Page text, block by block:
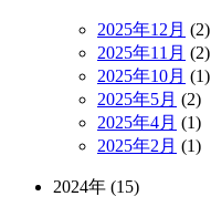
2025年12月 (2)
2025年11月 (2)
2025年10月 (1)
2025年5月 (2)
2025年4月 (1)
2025年2月 (1)
2024年 (15)